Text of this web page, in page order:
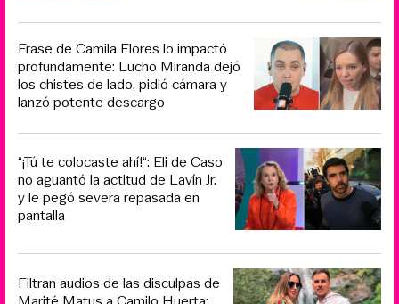
Frase de Camila Flores lo impactó
profundamente: Lucho Miranda dejó
los chistes de lado, pidió cámara y
lanzó potente descargo
“¡Tú te colocaste ahí!“: Eli de Caso
no aguantó la actitud de Lavín Jr.
y le pegó severa repasada en
pantalla
Filtran audios de las disculpas de